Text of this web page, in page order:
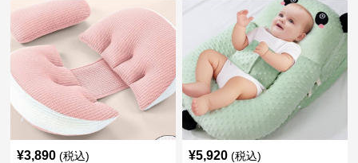
¥3,890 (税込) ¥5,920 (税込)